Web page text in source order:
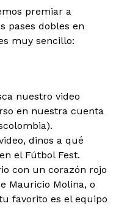
premiar a
pases dobles en
muy sencillo:
nuestro video
en nuestra cuenta
dinos a qué
el Fútbol Fest.
con un corazón rojo
Mauricio Molina, o
favorito es el equipo